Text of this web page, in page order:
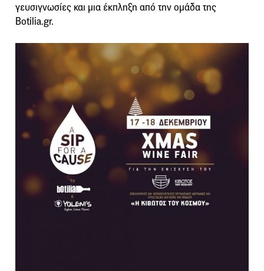
γευσιγνωσίες και μια έκπληξη από την ομάδα της
Botilia.gr.